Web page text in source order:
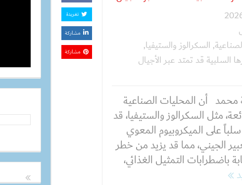
, السكرالوز والستيفيا,
السلبية قد تمتد عبر الأجيال
محمد أن المحليات الصناعية
مثل السكرالوز والستيفيا، قد
على الميكروبيوم المعوي
الجيني، مما قد يزيد من خطر
باضطرابات التمثيل الغذائي،
تغريدة
مشاركة
مشاركة